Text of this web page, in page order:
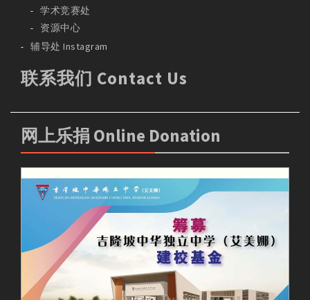
学术竞赛处
资源中心
辅导处 Instagram
联系我们 Contact Us
网上乐捐 Online Donation